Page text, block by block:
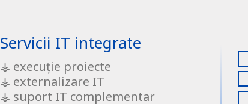
Servicii IT integrate
⚶ execuție proiecte
⚶ externalizare IT
⚶ suport IT complementar